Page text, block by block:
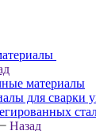
материалы
для сварки
Назад